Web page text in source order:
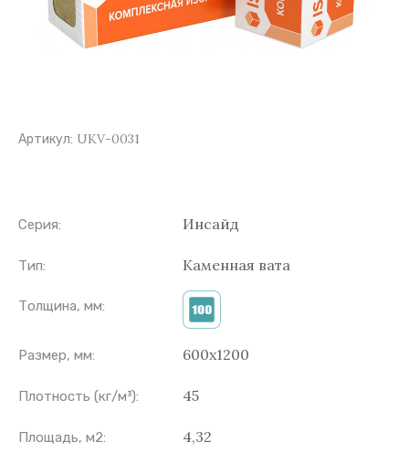
Артикул: UKV-0031
Серия: Инсайд
Тип: Каменная вата
Толщина, мм:
Размер, мм: 600х1200
Плотность (кг/м³): 45
Площадь, м2: 4,32